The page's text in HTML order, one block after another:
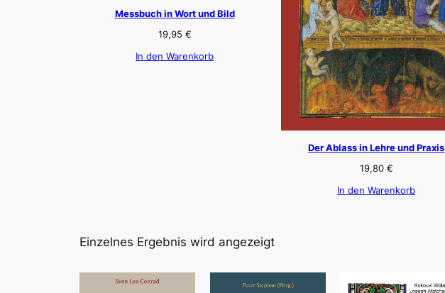
Messbuch in Wort und Bild
19,95 €
In den Warenkorb
Der Ablass in Lehre und Praxis
19,80 €
In den Warenkorb
Einzelnes Ergebnis wird angezeigt